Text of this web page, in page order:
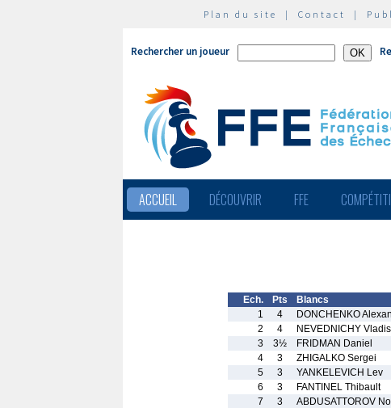
Plan du site | Contact |
Rechercher un joueur
ACCUEIL DÉCOUVRIR FFE
Ech. Pts Blancs
1
4 DONCHENKO
2
4 NEVEDNICHY
3
3½ FRIDMAN Daniel
4
3 ZHIGALKO Sergei
5
3 YANKELEVICH Lev
6
3 FANTINEL Thibault
7
3 ABDUSATTOROV